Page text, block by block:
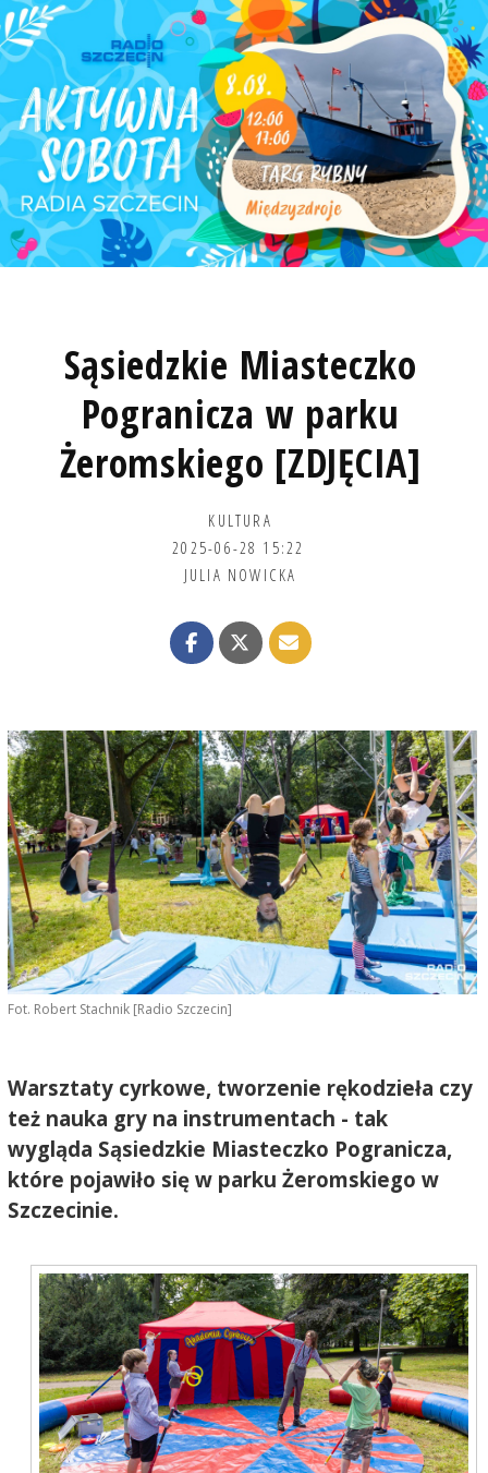
Sąsiedzkie Miasteczko
Pogranicza w parku
Żeromskiego [ZDJĘCIA]
KULTURA
2025-06-28 15:22
JULIA NOWICKA
Fot. Robert Stachnik [Radio Szczecin]
Warsztaty cyrkowe, tworzenie rękodzieła czy
też nauka gry na instrumentach - tak
wygląda Sąsiedzkie Miasteczko Pogranicza,
które pojawiło się w parku Żeromskiego w
Szczecinie.